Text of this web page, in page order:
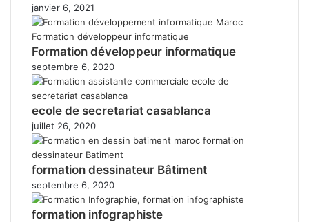
janvier 6, 2021
Formation développeur informatique
septembre 6, 2020
ecole de secretariat casablanca
juillet 26, 2020
formation dessinateur Bâtiment
septembre 6, 2020
formation infographiste